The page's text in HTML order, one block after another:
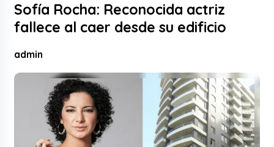
Sofía Rocha: Reconocida actriz
fallece al caer desde su edificio
admin